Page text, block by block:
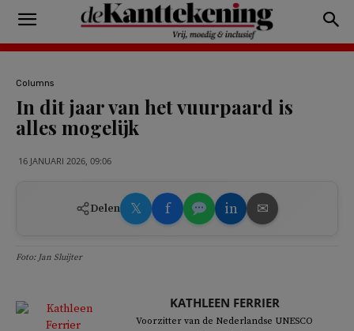
Columns
In dit jaar van het vuurpaard is
alles mogelijk
16 JANUARI 2026, 09:06
Delen 𝕏 f in ✉
Foto: Jan Sluijter
KATHLEEN FERRIER
Voorzitter van de Nederlandse UNESCO